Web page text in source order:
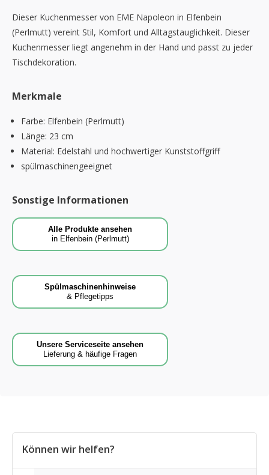
Dieser Kuchenmesser von EME Napoleon in Elfenbein
(Perlmutt) vereint Stil, Komfort und Alltagstauglichkeit. Dieser
Kuchenmesser liegt angenehm in der Hand und passt zu jeder
Tischdekoration.
Merkmale
Farbe: Elfenbein (Perlmutt)
Länge: 23 cm
Material: Edelstahl und hochwertiger Kunststoffgriff
spülmaschinengeeignet
Sonstige Informationen
Alle Produkte ansehen
in Elfenbein (Perlmutt)
Spülmaschinenhinweise
& Pflegetipps
Unsere Serviceseite ansehen
Lieferung & häufige Fragen
Können wir helfen?